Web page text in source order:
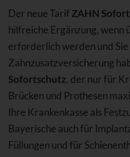
Der neue Tarif ZAHN Sofort
hilfreiche Ergänzung, wenn
erforderlich werden und Sie
Zahnzusatzversicherung
Sofortschutz, der nur für
Brücken und Prothesen
Ihre Krankenkasse als
Bayerische auch für
Füllungen und für